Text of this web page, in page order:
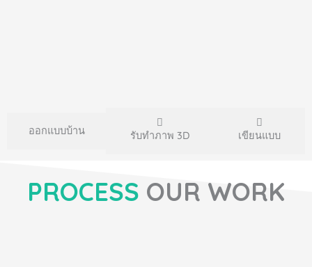
ออกแบบบ้าน รับทำภาพ 3D เขียนแบบ
PROCESS OUR WORK